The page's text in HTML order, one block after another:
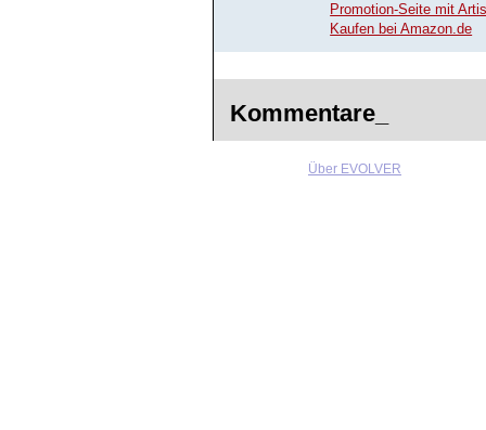
Promotion-Seite mit
Kaufen bei Amazon.de
Kommentare_
Über EVOLVER